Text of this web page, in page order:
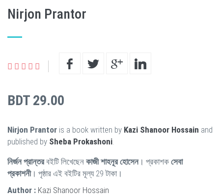
Nirjon Prantor
BDT 29.00
Nirjon Prantor is a book written by Kazi Shanoor Hossain and
published by Sheba Prokashoni
নির্জন প্রান্তরবইটি লিখেছেন কাজী শাহনূর হোসেন। প্রকাশক সেবা
প্রকাশনী। পৃষ্ঠার এই বইটির মূল্য 29 টাকা।
Author : Kazi Shanoor Hossain